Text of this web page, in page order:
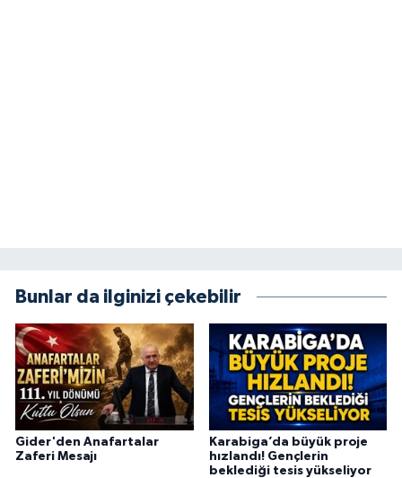
Bunlar da ilginizi çekebilir
Gider'den Anafartalar
Zaferi Mesajı
Karabiga’da büyük proje
hızlandı! Gençlerin
beklediği tesis yükseliyor